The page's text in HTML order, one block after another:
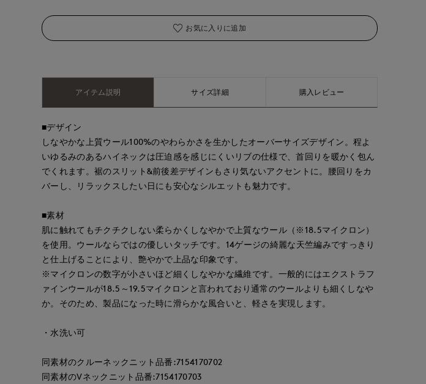
お気に入りに追加
アイテム説明 サイズ詳細 購入レビュー
■デザイン
しなやかな上質ウール100%のやわらかさを生かしたオーバーサイズデザイン。程よ
いゆるみのあるハイネックは圧迫感を感じにくいリブの仕様で、首回りを暖かく包ん
でくれます。裾のスリット&前後差デザインもさり気ないアクセントに。腰回りをカ
バーし、リラックスしたい日にも安心なシルエットも魅力です。
■素材
肌に触れてもチクチクしない柔らかくしなやかで上質なウール（※18.5マイクロン）
を使用。ウールならではの優しいタッチです。14ゲージの綺麗な天竺編みですっきり
と仕上げることにより、艶やかで上品な印象です。
※マイクロンの数字が小さいほど細くしなやかな繊維です。一般的にはエクストラフ
ァインウールが18.5～19.5マイクロンと言われており通常のウールよりも細くしなや
か。そのため、製品になった時に滑らかな風合いと、軽さを実現します。
・水洗い可
同素材のクルーネックニット品番:7154170702
同素材のVネックニット品番:7154170703